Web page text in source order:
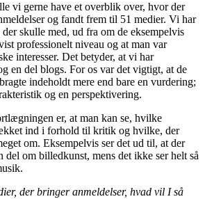
vi gerne have et overblik over, hvor der
og fandt frem til 51 medier. Vi har
skulle med, ud fra om de eksempelvis
professionelt niveau og at man var
interesser. Det betyder, at vi har
en del blogs. For os var det vigtigt, at de
indeholdt mere end bare en vurdering;
og en perspektivering.
er, at man kan se, hvilke
ind i forhold til kritik og hvilke, der
om. Eksempelvis ser det ud til, at der
del om billedkunst, mens det ikke ser helt så
der bringer anmeldelser, hvad vil I så